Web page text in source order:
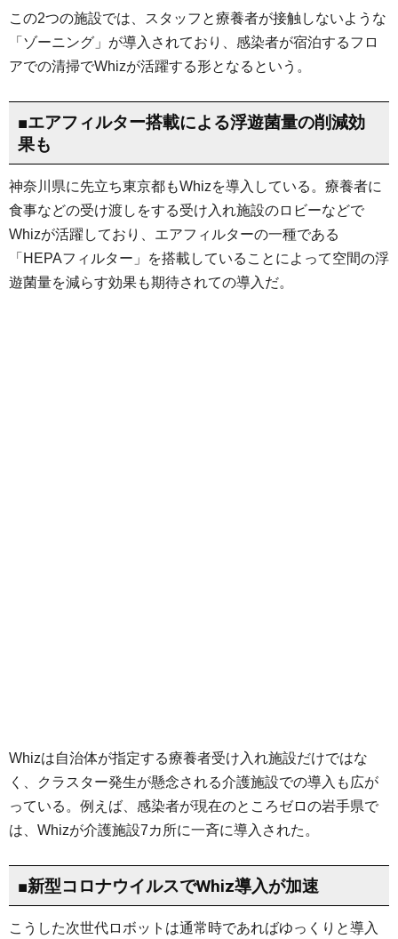
この2つの施設では、スタッフと療養者が接触しないような
「ゾーニング」が導入されており、感染者が宿泊するフロ
アでの清掃でWhizが活躍する形となるという。
■エアフィルター搭載による浮遊菌量の削減効
果も
神奈川県に先立ち東京都もWhizを導入している。療養者に
食事などの受け渡しをする受け入れ施設のロビーなどで
Whizが活躍しており、エアフィルターの一種である
「HEPAフィルター」を搭載していることによって空間の浮
遊菌量を減らす効果も期待されての導入だ。
Whizは自治体が指定する療養者受け入れ施設だけではな
く、クラスター発生が懸念される介護施設での導入も広が
っている。例えば、感染者が現在のところゼロの岩手県で
は、Whizが介護施設7カ所に一斉に導入された。
■新型コロナウイルスでWhiz導入が加速
こうした次世代ロボットは通常時であればゆっくりと導入